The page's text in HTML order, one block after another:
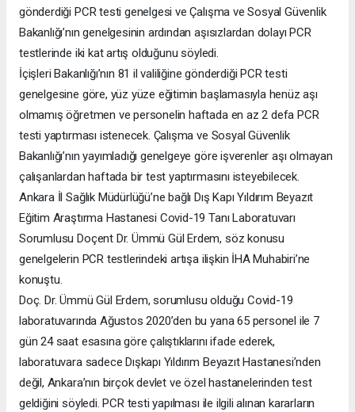
gönderdiği PCR testi genelgesi ve Çalışma ve Sosyal Güvenlik
Bakanlığı’nın genelgesinin ardından aşısızlardan dolayı PCR
testlerinde iki kat artış olduğunu söyledi.
İçişleri Bakanlığı’nın 81 il valiliğine gönderdiği PCR testi
genelgesine göre, yüz yüze eğitimin başlamasıyla henüz aşı
olmamış öğretmen ve personelin haftada en az 2 defa PCR
testi yaptırması istenecek. Çalışma ve Sosyal Güvenlik
Bakanlığı’nın yayımladığı genelgeye göre işverenler aşı olmayan
çalışanlardan haftada bir test yaptırmasını isteyebilecek.
Ankara İl Sağlık Müdürlüğü’ne bağlı Dış Kapı Yıldırım Beyazıt
Eğitim Araştırma Hastanesi Covid-19 Tanı Laboratuvarı
Sorumlusu Doçent Dr. Ümmü Gül Erdem, söz konusu
genelgelerin PCR testlerindeki artışa ilişkin İHA Muhabiri’ne
konuştu.
Doç. Dr. Ümmü Gül Erdem, sorumlusu olduğu Covid-19
laboratuvarında Ağustos 2020’den bu yana 65 personel ile 7
gün 24 saat esasına göre çalıştıklarını ifade ederek,
laboratuvara sadece Dışkapı Yıldırım Beyazıt Hastanesi’nden
değil, Ankara’nın birçok devlet ve özel hastanelerinden test
geldiğini söyledi. PCR testi yapılması ile ilgili alınan kararların